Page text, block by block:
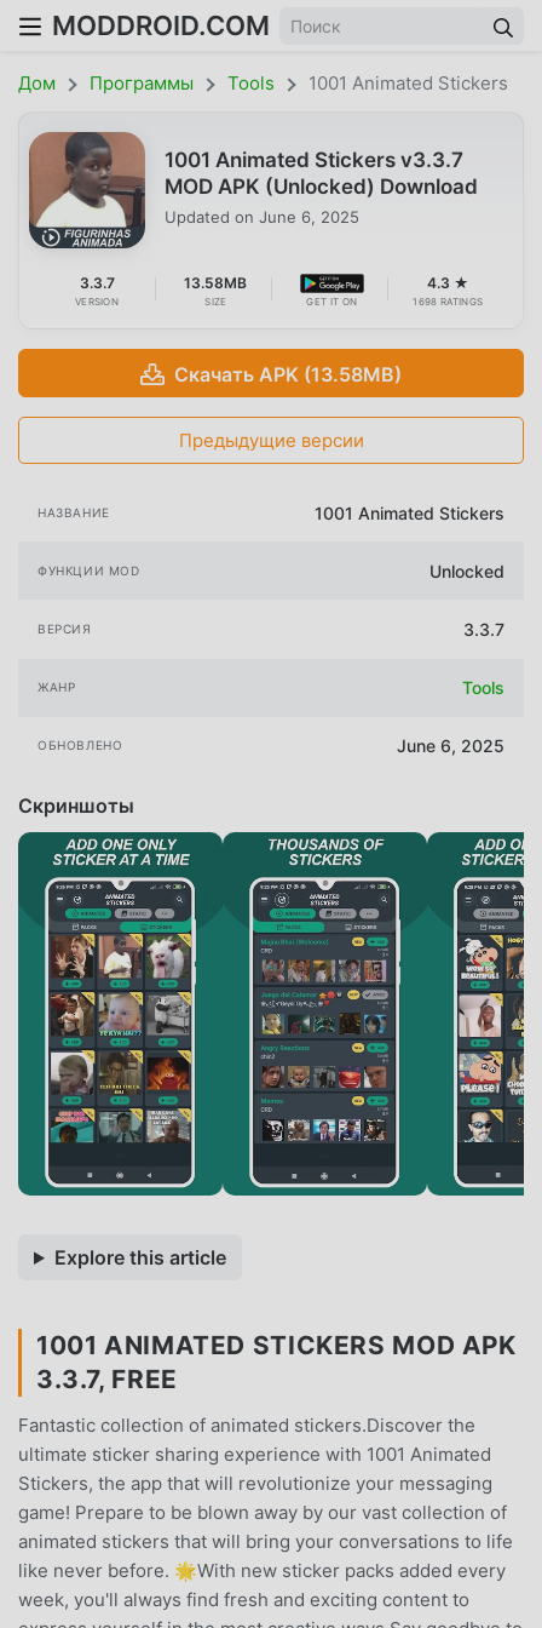
MODDROID.COM
Дом Программы Tools 1001 Animated Stickers
1001 Animated Stickers v3.3.7
MOD APK (Unlocked) Download
Updated on June 6, 2025
3.3.7
VERSION
13.58MB
SIZE GET IT ON
4.3 ★
1698 RATINGS
Скачать APK (13.58MB)
Предыдущие версии
НАЗВАНИЕ 1001 Animated Stickers
ФУНКЦИИ MOD Unlocked
ВЕРСИЯ 3.3.7
ЖАНР Tools
ОБНОВЛЕНО June 6, 2025
Скриншоты
Explore this article
1001 ANIMATED STICKERS MOD APK
3.3.7, FREE
Fantastic collection of animated stickers.Discover the
ultimate sticker sharing experience with 1001 Animated
Stickers, the app that will revolutionize your messaging
game! Prepare to be blown away by our vast collection of
animated stickers that will bring your conversations to life
like never before. 🌟With new sticker packs added every
week, you'll always find fresh and exciting content to